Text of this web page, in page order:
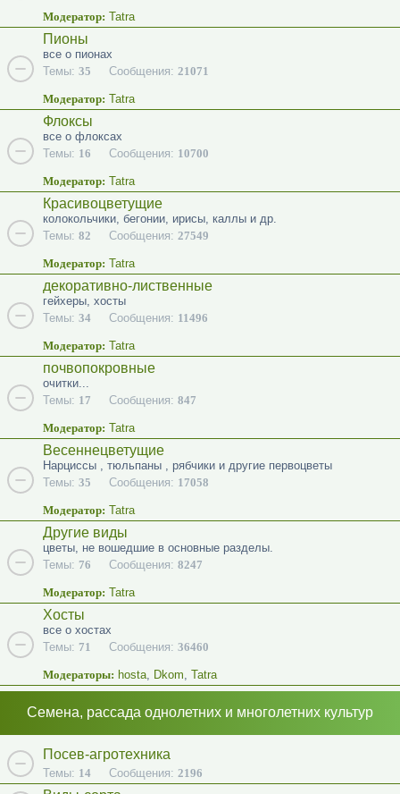
Модератор: Tatra
Пионы
все о пионах
Темы: 35 Сообщения: 21071
Модератор: Tatra
Флоксы
все о флоксах
Темы: 16 Сообщения: 10700
Модератор: Tatra
Красивоцветущие
колокольчики, бегонии, ирисы, каллы и др.
Темы: 82 Сообщения: 27549
Модератор: Tatra
декоративно-лиственные
гейхеры, хосты
Темы: 34 Сообщения: 11496
Модератор: Tatra
почвопокровные
очитки...
Темы: 17 Сообщения: 847
Модератор: Tatra
Весеннецветущие
Нарциссы , тюльпаны , рябчики и другие первоцветы
Темы: 35 Сообщения: 17058
Модератор: Tatra
Другие виды
цветы, не вошедшие в основные разделы.
Темы: 76 Сообщения: 8247
Модератор: Tatra
Хосты
все о хостах
Темы: 71 Сообщения: 36460
Модераторы: hosta Dkom Tatra
Семена, рассада однолетних и многолетних культур
Посев-агротехника
Темы: 14 Сообщения: 2196